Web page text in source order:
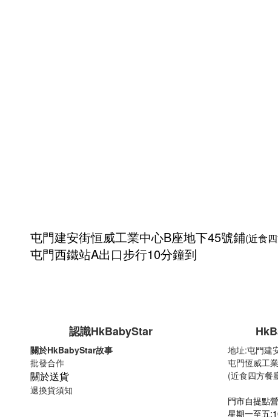
屯門建安街恒威工業中心B座地下45號鋪(近食
屯門西鐵站A出口步行10分鐘到
認識HkBabyStar
關於HkBabyStar故事
批發合作
關於送貨
退換貨須知
地址:屯門建
屯門恆威工
(近食四方餐
門市自提點
星期一至五